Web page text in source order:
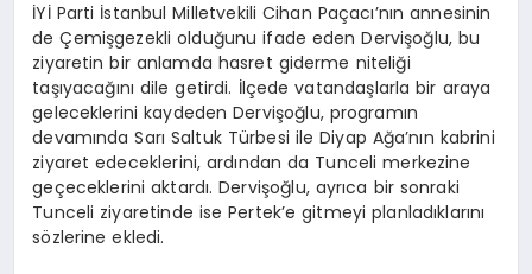
İYİ Parti İstanbul Milletvekili Cihan Paçacı’nın annesinin
de Çemişgezekli olduğunu ifade eden Dervişoğlu, bu
ziyaretin bir anlamda hasret giderme niteliği
taşıyacağını dile getirdi. İlçede vatandaşlarla bir araya
geleceklerini kaydeden Dervişoğlu, programın
devamında Sarı Saltuk Türbesi ile Diyap Ağa’nın kabrini
ziyaret edeceklerini, ardından da Tunceli merkezine
geçeceklerini aktardı. Dervişoğlu, ayrıca bir sonraki
Tunceli ziyaretinde ise Pertek’e gitmeyi planladıklarını
sözlerine ekledi.